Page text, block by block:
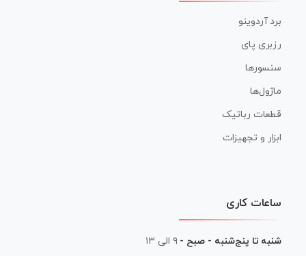
برد آردوینو
رزبری پای
سنسورها
ماژول‌ها
قطعات رباتیک
ابزار و تجهیزات
ساعات کاری
شنبه تا پنج‌شنبه - صبح - ۹ الی ۱۳